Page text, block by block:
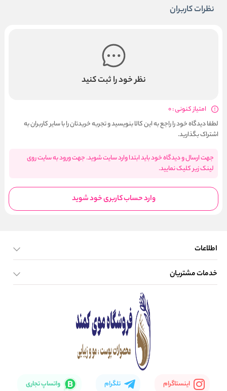
نظرات کاربران
نظر خود را ثبت کنید
امتیاز کنونی : 0
لطفا دیدگاه خود را راجع به این کالا بنویسید و تجربه خریدتان را با سایر کاربران به
اشتراک بگذارید.
جهت ارسال و دیدگاه خود باید ابتدا وارد سایت شوید. جهت ورود به سایت روی
لینک زیر کلیک نمایید.
وارد حساب کاربری خود شوید
اطلاعات
صفحه اصلی
خدمات مشتریان
اینستاگرام تلگرام واتساپ تجاری